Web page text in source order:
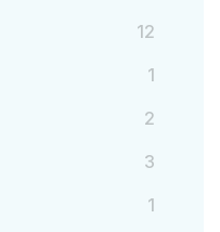
12
1
2
3
1